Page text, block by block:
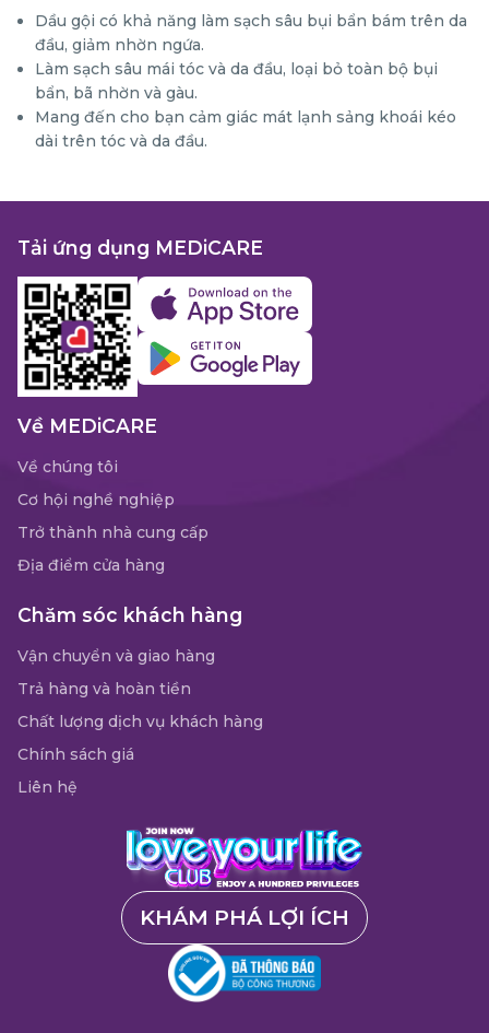
Dầu gội có khả năng làm sạch sâu bụi bẩn bám trên da
đầu, giảm nhờn ngứa.
Làm sạch sâu mái tóc và da đầu, loại bỏ toàn bộ bụi
bẩn, bã nhờn và gàu.
Mang đến cho bạn cảm giác mát lạnh sảng khoái kéo
dài trên tóc và da đầu.
Tải ứng dụng MEDiCARE
Về MEDiCARE
Về chúng tôi
Cơ hội nghề nghiệp
Trở thành nhà cung cấp
Địa điểm cửa hàng
Chăm sóc khách hàng
Vận chuyển và giao hàng
Trả hàng và hoàn tiền
Chất lượng dịch vụ khách hàng
Chính sách giá
Liên hệ
KHÁM PHÁ LỢI ÍCH